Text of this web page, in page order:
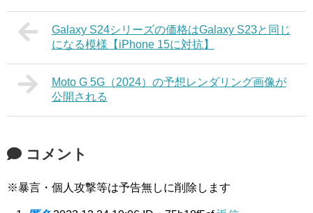
Galaxy S24シリーズの価格はGalaxy S23と同じ
になる模様【iPhone 15に対抗】
Moto G 5G（2024）の予想レンダリング画像が
公開される
コメント
※暴言・個人攻撃等は予告無しに削除します